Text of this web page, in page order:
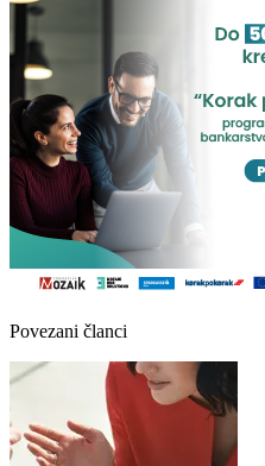
Povezani članci